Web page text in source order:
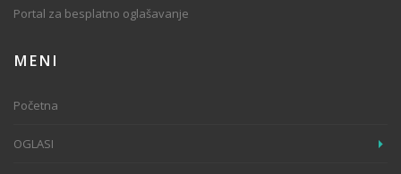
Portal za besplatno oglašavanje
MENI
Početna
OGLASI